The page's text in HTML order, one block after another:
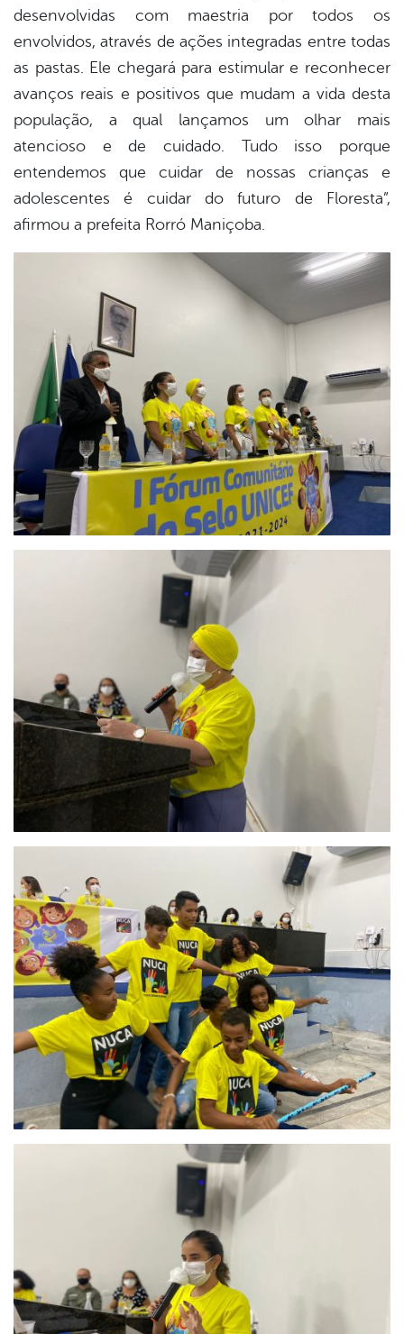
desenvolvidas com maestria por todos os
envolvidos, através de ações integradas entre todas
as pastas. Ele chegará para estimular e reconhecer
avanços reais e positivos que mudam a vida desta
população, a qual lançamos um olhar mais
atencioso e de cuidado. Tudo isso porque
entendemos que cuidar de nossas crianças e
adolescentes é cuidar do futuro de Floresta”,
afirmou a prefeita Rorró Maniçoba.